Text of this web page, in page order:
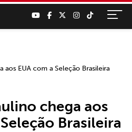
chega aos
Brasileira